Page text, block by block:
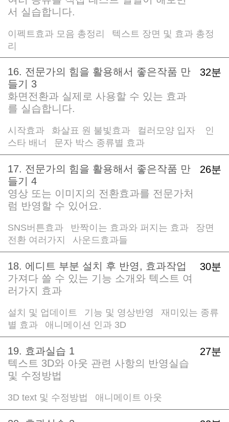
서 실습합니다.
이펙트효과 모음 총정리
텍스트 장면 및 효과 총정
리
32분
16. 전문가의 힘을 활용해서 좋은작품 만
들기 3
화면전환과 실제로 사용할 수 있는 효과
를 실습합니다.
시작효과 화살표 원 불빛효과 컬러모양 입자
인
스타 배너
문자 박스 종류별 효과
26분
17. 전문가의 힘을 활용해서 좋은작품 만
들기 4
영상 또는 이미지의 전환효과를 전문가처
럼 반영할 수 있어요.
SNS버튼효과 반짝이는 효과와 퍼지는 효과
장면
전환 여러가지
사운드효과들
30분
18. 에디트 부분 설치 후 반영, 효과작업
가져다 쓸 수 있는 기능 소개와 텍스트 여
러가지 효과
설치 및 업데이트 기능 및 영상반영
재미있는 종류
별 효과
애니메이션 인과 3D
27분
19. 효과실습 1
텍스트 3D와 아웃 관련 사항의 반영실습
및 수정방법
3D text 및 수정방법 애니메이트 아웃